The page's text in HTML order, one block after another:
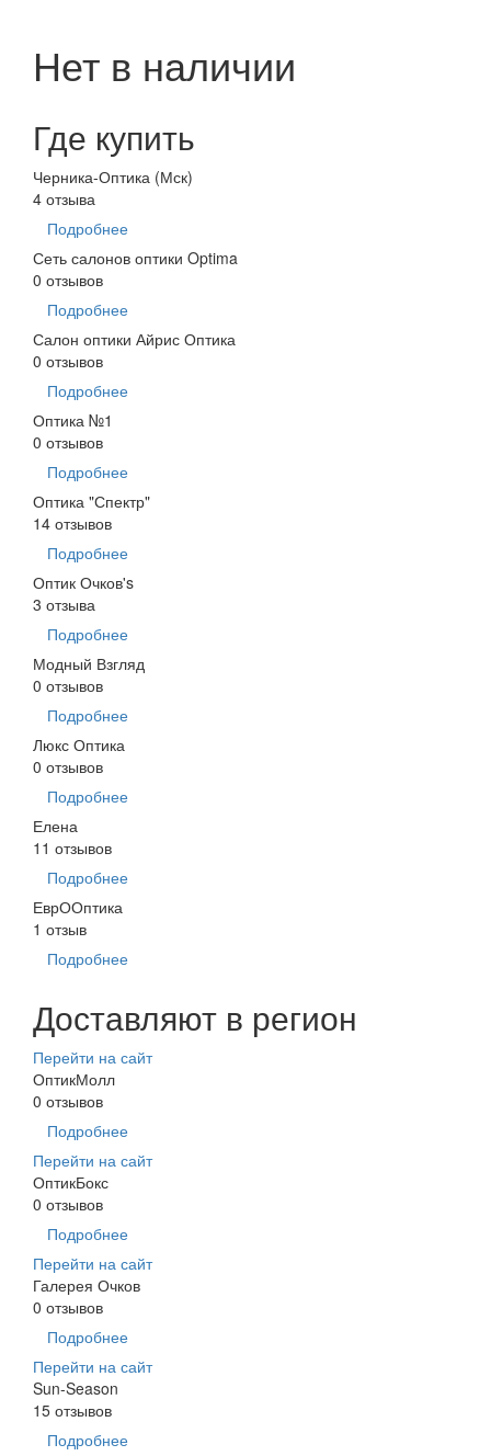
Нет в наличии
Где купить
Черника-Оптика (Мск)
4 отзыва
Подробнее
Сеть салонов оптики Optima
0 отзывов
Подробнее
Салон оптики Айрис Оптика
0 отзывов
Подробнее
Оптика №1
0 отзывов
Подробнее
Оптика "Спектр"
14 отзывов
Подробнее
Оптик Очков's
3 отзыва
Подробнее
Модный Взгляд
0 отзывов
Подробнее
Люкс Оптика
0 отзывов
Подробнее
Елена
11 отзывов
Подробнее
ЕврООптика
1 отзыв
Подробнее
Доставляют в регион
Перейти на сайт
ОптикМолл
0 отзывов
Подробнее
Перейти на сайт
ОптикБокс
0 отзывов
Подробнее
Перейти на сайт
Галерея Очков
0 отзывов
Подробнее
Перейти на сайт
Sun-Season
15 отзывов
Подробнее